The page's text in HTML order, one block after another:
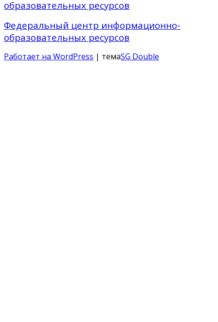
образовательных ресурсов
Федеральный центр информационно-
образовательных ресурсов
Работает на WordPress | темаSG Double